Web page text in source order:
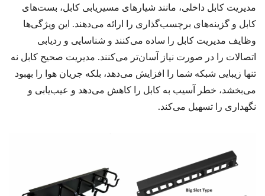
مدیریت کابل داخلی، مانند شیارهای مسیریابی کابل، بست‌های
کابل و گزینه‌های برچسب‌گذاری را ارائه می‌دهند. این ویژگی‌ها
وظایف مدیریت کابل را ساده می‌کنند و شناسایی و ردیابی
اتصالات را در صورت نیاز آسان‌تر می‌کنند. مدیریت صحیح کابل نه
تنها زیبایی شبکه شما را افزایش می‌دهد، بلکه جریان هوا را بهبود
می‌بخشد، خطر آسیب به کابل را کاهش می‌دهد و عیب‌یابی و
نگهداری را تسهیل می‌کند.